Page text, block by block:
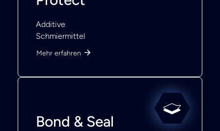
Additive
Schmiermittel
Mehr erfahren
Bond & Seal